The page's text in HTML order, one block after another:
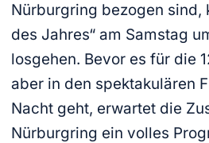
Nürburgring bezogen sind,
des Jahres“ am Samstag
losgehen. Bevor es für die
aber in den spektakulären
Nacht geht, erwartet die
Nürburgring ein volles